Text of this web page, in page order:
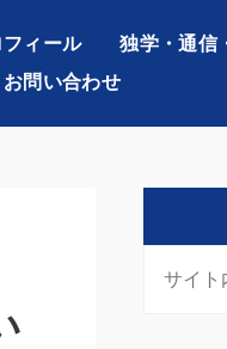
ィール
独学・通信
お問い合わせ